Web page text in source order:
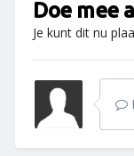
Doe mee
Je kunt dit nu